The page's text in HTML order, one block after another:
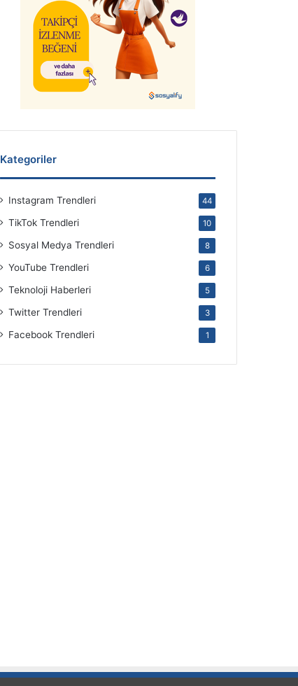
Kategoriler
Instagram Trendleri 44
TikTok Trendleri 10
Sosyal Medya Trendleri 8
YouTube Trendleri 6
Teknoloji Haberleri 5
Twitter Trendleri 3
Facebook Trendleri 1